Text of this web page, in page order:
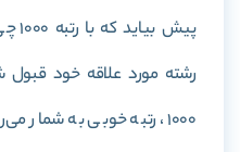
پیش
رشته مورد علاقه خود قبول
1000، رتبه خوبی به